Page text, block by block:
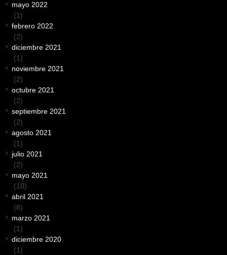
mayo 2022
(1)
febrero 2022
(2)
diciembre 2021
(1)
noviembre 2021
(2)
octubre 2021
(2)
septiembre 2021
(2)
agosto 2021
(1)
julio 2021
(2)
mayo 2021
(10)
abril 2021
(8)
marzo 2021
(1)
diciembre 2020
(1)